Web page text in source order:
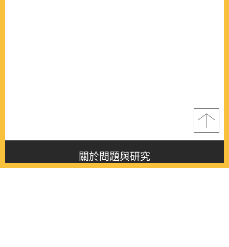
關於問題與研究
About this journal